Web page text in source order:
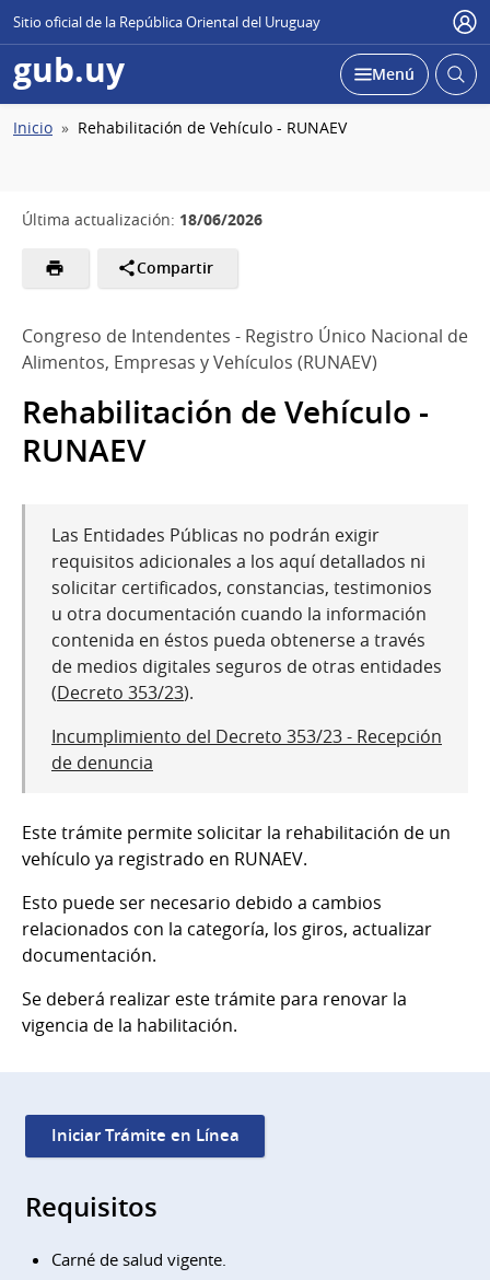
Sitio oficial de la República Oriental del Uruguay
gub.uy Desplegar
Menú Abrir
Ruta
Inicio Rehabilitación de Vehículo - RUNAEV
Última actualización: 18/06/2026
Compartir
Congreso de Intendentes - Registro Único Nacional de
Alimentos, Empresas y Vehículos (RUNAEV)
Rehabilitación de Vehículo -
RUNAEV
Las Entidades Públicas no podrán exigir
requisitos adicionales a los aquí detallados ni
solicitar certificados, constancias, testimonios
u otra documentación cuando la información
contenida en éstos pueda obtenerse a través
de medios digitales seguros de otras entidades
(Decreto 353/23).
Incumplimiento del Decreto 353/23 - Recepción
de denuncia
Este trámite permite solicitar la rehabilitación de un
vehículo ya registrado en RUNAEV.
Esto puede ser necesario debido a cambios
relacionados con la categoría, los giros, actualizar
documentación.
Se deberá realizar este trámite para renovar la
vigencia de la habilitación.
Iniciar Trámite en Línea
Requisitos
Carné de salud vigente.